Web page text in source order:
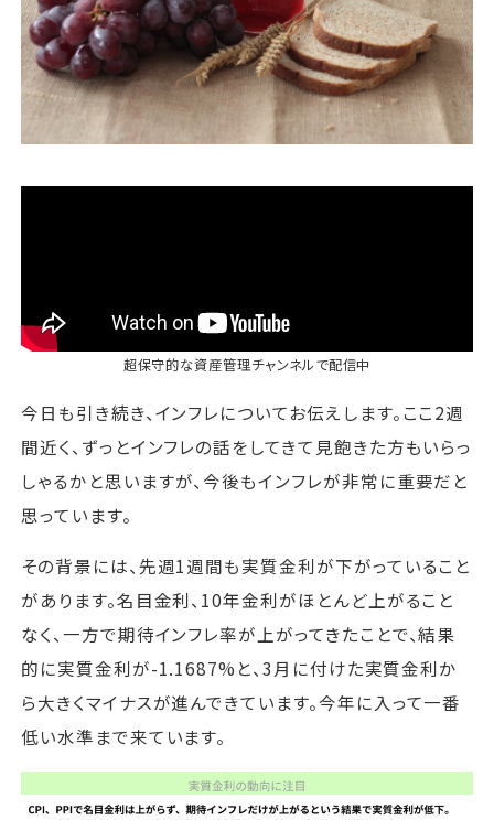
ファミリーオフィスとは
関連書籍
メールマガジン登録
よくある質問
超保守的な資産管理チャンネルで配信中
今日も引き続き、インフレについてお伝えします。ここ2週
間近く、ずっとインフレの話をしてきて見飽きた方もいらっ
しゃるかと思いますが、今後もインフレが非常に重要だと
思っています。
その背景には、先週1週間も実質金利が下がっていること
があります。名目金利、10年金利がほとんど上がること
なく、一方で期待インフレ率が上がってきたことで、結果
的に実質金利が-1.1687%と、3月に付けた実質金利か
ら大きくマイナスが進んできています。今年に入って一番
低い水準まで来ています。